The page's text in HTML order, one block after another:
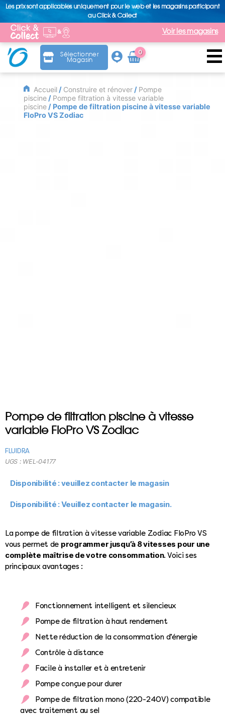
Les prix sont applicables uniquement pour le web et les magasins participant
au Click & Collect
Voir les magasins
Sélectionner
Magasin
0
Arti
cle
Accueil/ Construire et rénover/ Pompe
piscine/ Pompe filtration à vitesse variable
piscine/ Pompe de filtration piscine à vitesse variable
FloPro VS Zodiac
Pompe de filtration piscine à vitesse
variable FloPro VS Zodiac
FLUIDRA
Disponibilité : veuillez contacter le magasin
La pompe de filtration à vitesse variable Zodiac FloPro VS
vous permet de programmer jusqu’à 8 vitesses pour une
complète maîtrise de votre consommation. Voici ses
principaux avantages :
Fonctionnement intelligent et silencieux
Pompe de filtration à haut rendement
Nette réduction de la consommation d’énergie
Contrôle à distance
Facile à installer et à entretenir
Pompe conçue pour durer
Pompe de filtration mono (220-240V) compatible
avec traitement au sel
Disponibilité : Veuillez contacter le magasin.
UGS : WEL-04177